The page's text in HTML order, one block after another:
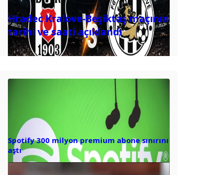
Hradec Kralove-Beşiktaş maçının
tarihi ve saati açıklandı
Spotify 300 milyon premium abone sınırını
aştı